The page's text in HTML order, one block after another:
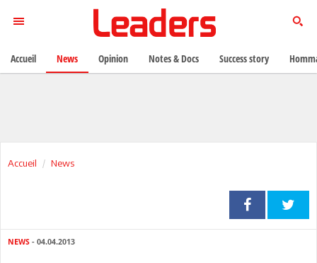
Accueil News
NEWS - 04.04.2013
Accueil News Opinion Notes & Docs Success story